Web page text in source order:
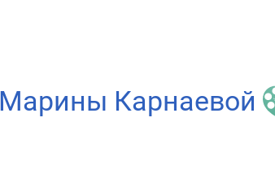
Марины Карнаевой